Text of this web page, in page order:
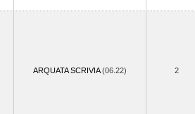
ARQUATA SCRIVIA(06.22) 2